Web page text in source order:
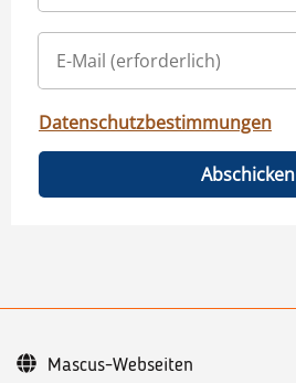
Datenschutzbestimmungen
Abschicken
Mascus-Webseiten